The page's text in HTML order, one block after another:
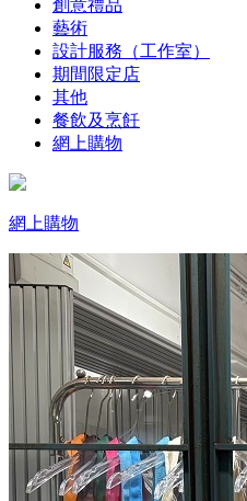
創意禮品
藝術
設計服務（工作室）
期間限定店
其他
餐飲及烹飪
網上購物
網上購物